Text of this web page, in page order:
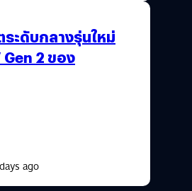
ะดับกลางรุ่นใหม่
2 ของ
ago